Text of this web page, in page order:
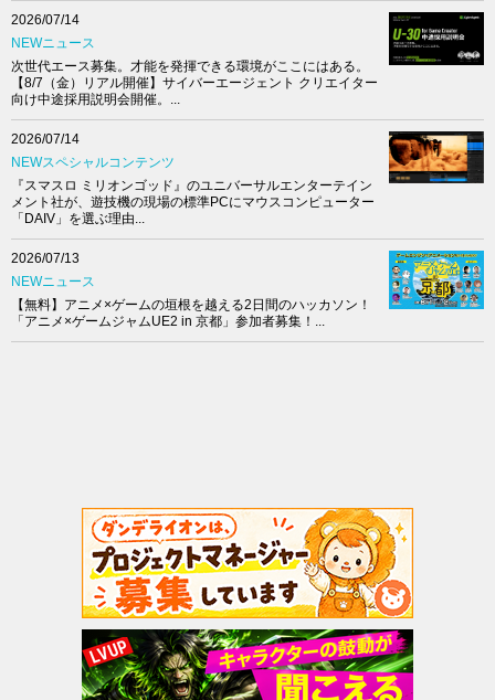
2026/07/14
NEWニュース
次世代エース募集。才能を発揮できる環境がここにはある。
【8/7（金）リアル開催】サイバーエージェント クリエイター
向け中途採用説明会開催。...
2026/07/14
NEWスペシャルコンテンツ
『スマスロ ミリオンゴッド』のユニバーサルエンターテイン
メント社が、遊技機の現場の標準PCにマウスコンピューター
「DAIV」を選ぶ理由...
2026/07/13
NEWニュース
【無料】アニメ×ゲームの垣根を越える2日間のハッカソン！
「アニメ×ゲームジャムUE2 in 京都」参加者募集！...